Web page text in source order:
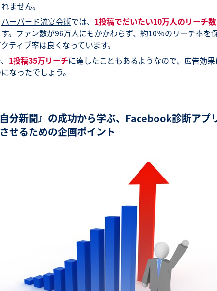
ません。
ハーバード流宴会術では、 1投稿でだいたい10万人のリーチ数
。ファン数が96万人にもかかわらず、約10％のリーチ率を
ティブ率は良くなっています。
1投稿35万リーチに達したこともあるようなので、広告効
なったでしょう。
分新聞』の成功から学ぶ、Facebook診断アプ
せるための企画ポイント